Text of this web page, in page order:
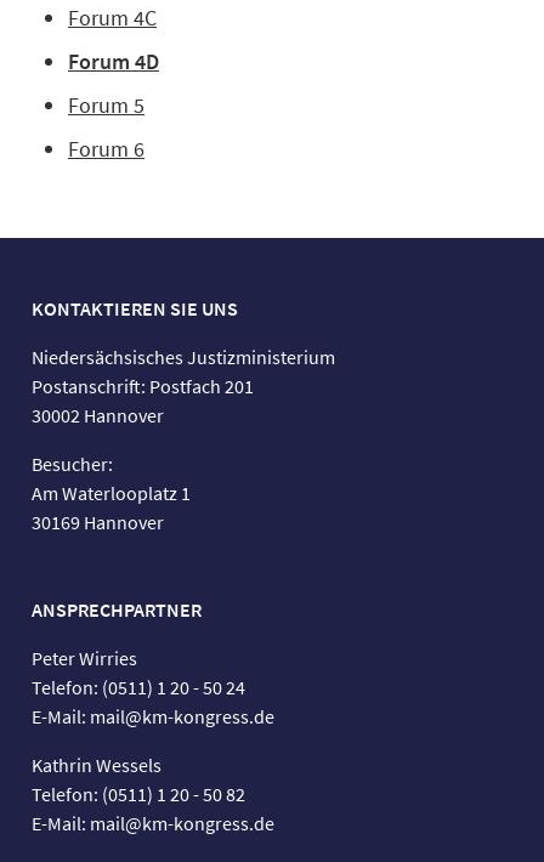
Forum 4C
Forum 4D
Forum 5
Forum 6
KONTAKTIEREN SIE UNS
Niedersächsisches Justizministerium
Postanschrift: Postfach 201
30002 Hannover
Besucher:
Am Waterlooplatz 1
30169 Hannover
ANSPRECHPARTNER
Peter Wirries
Telefon: (0511) 1 20 - 50 24
E-Mail: mail@km-kongress.de
Kathrin Wessels
Telefon: (0511) 1 20 - 50 82
E-Mail: mail@km-kongress.de